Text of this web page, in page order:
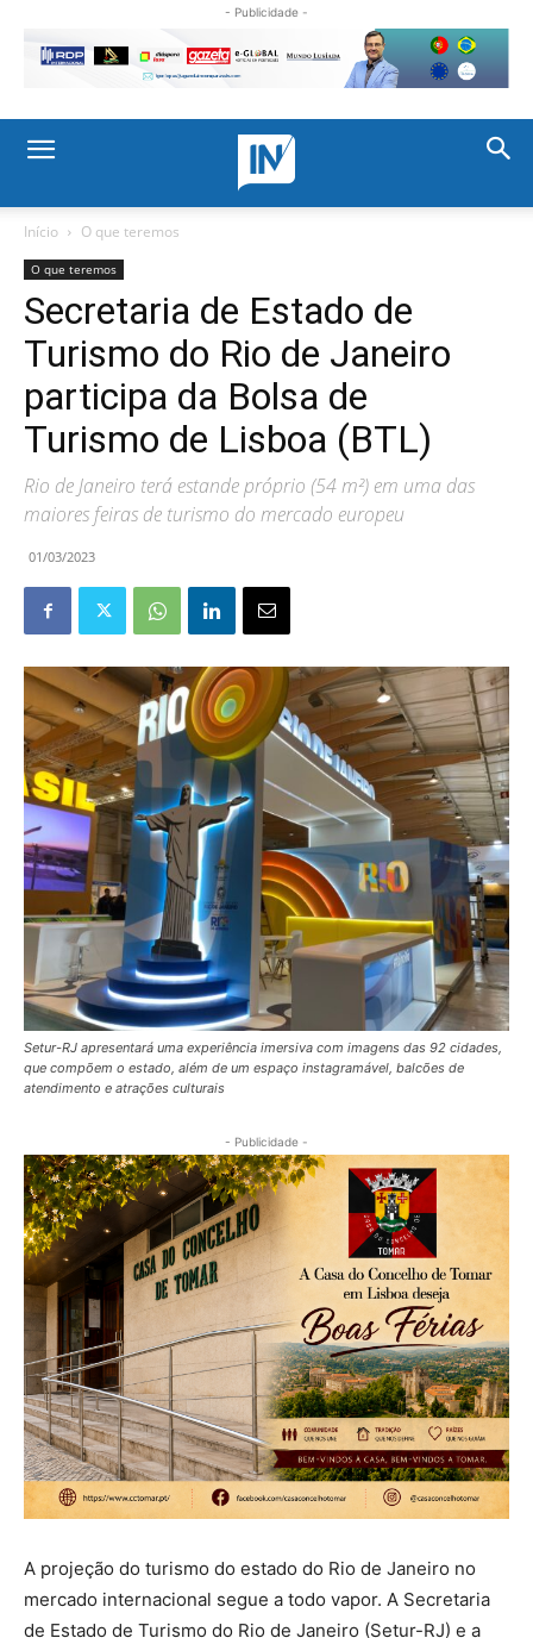
- Publicidade -
Início O que teremos
O que teremos
Secretaria de Estado de
Turismo do Rio de Janeiro
participa da Bolsa de
Turismo de Lisboa (BTL)
Rio de Janeiro terá estande próprio (54 m²) em uma das
maiores feiras de turismo do mercado europeu
01/03/2023
Setur-RJ apresentará uma experiência imersiva com imagens das 92 cidades,
que compõem o estado, além de um espaço instagramável, balcões de
atendimento e atrações culturais
- Publicidade -
A projeção do turismo do estado do Rio de Janeiro no
mercado internacional segue a todo vapor. A Secretaria
de Estado de Turismo do Rio de Janeiro (Setur-RJ) e a